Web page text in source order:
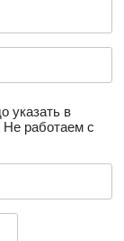
указать в
Не работаем с